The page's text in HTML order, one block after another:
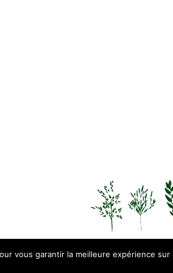
© 2026 Tous droits réservés |
vous garantir la meilleure expérience